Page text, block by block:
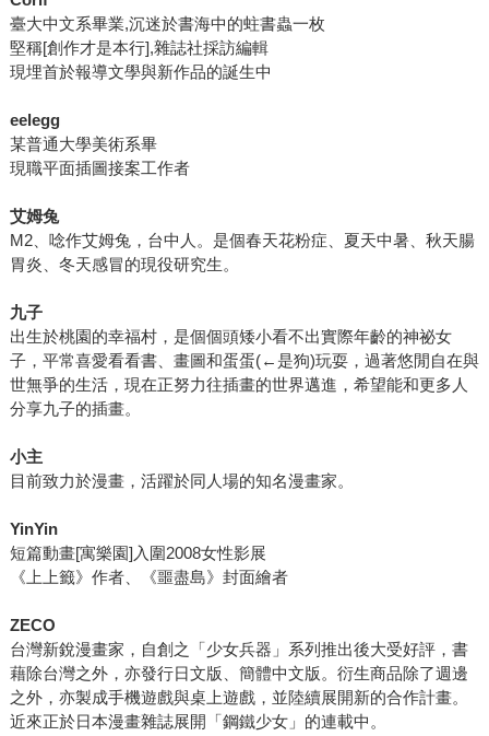
臺大中文系畢業,沉迷於書海中的蛀書蟲一枚
堅稱[創作才是本行],雜誌社採訪編輯
現埋首於報導文學與新作品的誕生中
eelegg
某普通大學美術系畢
現職平面插圖接案工作者
艾姆兔
M2、唸作艾姆兔，台中人。是個春天花粉症、夏天中暑、秋天腸
胃炎、冬天感冒的現役研究生。
九子
出生於桃園的幸福村，是個個頭矮小看不出實際年齡的神祕女
子，平常喜愛看看書、畫圖和蛋蛋(←是狗)玩耍，過著悠閒自在與
世無爭的生活，現在正努力往插畫的世界邁進，希望能和更多人
分享九子的插畫。
小主
目前致力於漫畫，活躍於同人場的知名漫畫家。
YinYin
短篇動畫[寓樂園]入圍2008女性影展
《上上籤》作者、《噩盡島》封面繪者
ZECO
台灣新銳漫畫家，自創之「少女兵器」系列推出後大受好評，書
藉除台灣之外，亦發行日文版、簡體中文版。衍生商品除了週邊
之外，亦製成手機遊戲與桌上遊戲，並陸續展開新的合作計畫。
近來正於日本漫畫雜誌展開「鋼鐵少女」的連載中。